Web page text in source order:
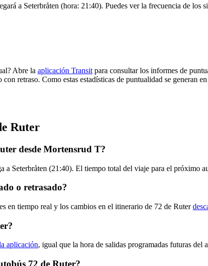
a Seterbråten (hora: 21:40). Puedes ver la frecuencia de los
Abre la aplicación Transit para consultar los informes de
retraso. Como estas estadísticas de puntualidad se generan
Ruter
desde Mortensrud T?
Seterbråten (21:40). El tiempo total del viaje para el próximo
o retrasado?
en tiempo real y los cambios en el itinerario de 72 de Ruter
aplicación, igual que la hora de salidas programadas futuras del
72 de Ruter?